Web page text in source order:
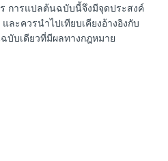
การแปลต้นฉบับนี้จึงมีจุดประสงค์
ละควรนำไปเทียบเคียงอ้างอิงกับ
บับเดียวที่มีผลทางกฎหมาย